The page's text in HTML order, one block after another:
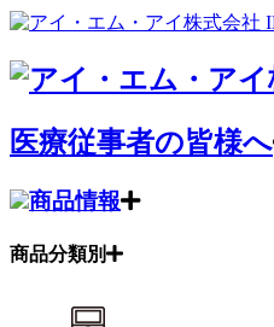
医療従事者の皆様へ
商品情報
商品分類別